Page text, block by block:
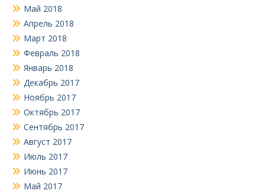
Май 2018
Апрель 2018
Март 2018
Февраль 2018
Январь 2018
Декабрь 2017
Ноябрь 2017
Октябрь 2017
Сентябрь 2017
Август 2017
Июль 2017
Июнь 2017
Май 2017